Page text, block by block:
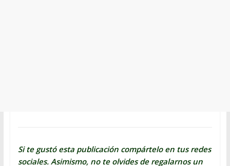
Si te gustó esta publicación compártelo en tus redes
sociales. Asimismo, no te olvides de regalarnos un